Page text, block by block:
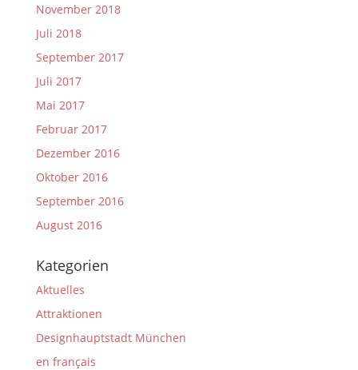
November 2018
Juli 2018
September 2017
Juli 2017
Mai 2017
Februar 2017
Dezember 2016
Oktober 2016
September 2016
August 2016
Kategorien
Aktuelles
Attraktionen
Designhauptstadt München
en français